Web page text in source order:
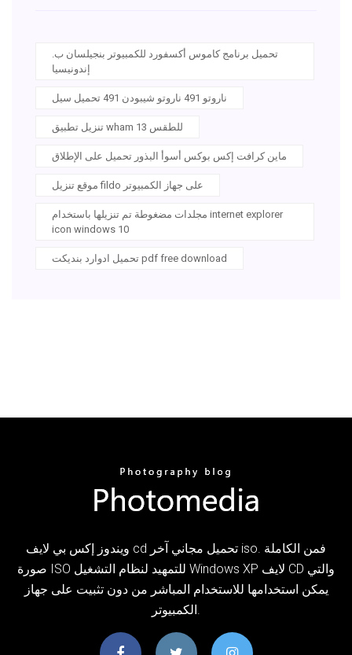
تحميل برنامج كاموس أكسفورد للكمبيوتر بنجيلسان ب.
إندونيسيا
ناروتو 491 ناروتو شيبودن 491 تحميل سيل
تنزيل تطبيق wham 13 للطقس
ماين كرافت إكس بوكس ​​أسوأ البذور تحميل على الإطلاق
موقع تنزيل fildo على جهاز الكمبيوتر
مجلدات مضغوطة تم تنزيلها باستخدام internet explorer
icon windows 10
تحميل ادوارد بنديكت pdf free download
ويندوز إكس بي لايف cd تحميل مجاني آخر iso. فمن الكاملة
صورة ISO للتمهيد لنظام التشغيل Windows XP لايف CD والتي
يمكن استخدامها للاستخدام المباشر من دون تثبيت على جهاز